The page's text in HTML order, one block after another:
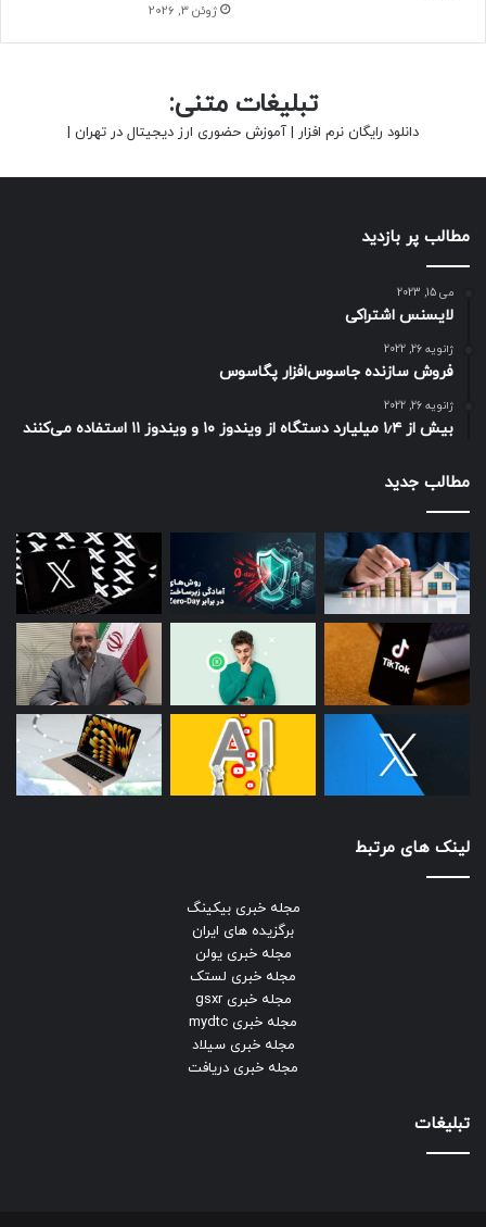
ژوئن 3, 2026
تبلیغات متنی:
دانلود رایگان نرم افزار | آموزش حضوری ارز دیجیتال در تهران |
مطالب پر بازدید
می 15, 2023
لایسنس اشتراکی
ژانویه 26, 2022
فروش سازنده جاسوس‌افزار پگاسوس
ژانویه 26, 2022
بیش از ۱٫۴ میلیارد دستگاه از ویندوز ۱۰ و ویندوز ۱۱ استفاده می‌کنند
مطالب جدید
لینک های مرتبط
مجله خبری بیکینگ
برگزیده های ایران
مجله خبری یولن
مجله خبری لستک
مجله خبری gsxr
مجله خبری mydtc
مجله خبری سیلاد
مجله خبری دریافت
تبلیغات